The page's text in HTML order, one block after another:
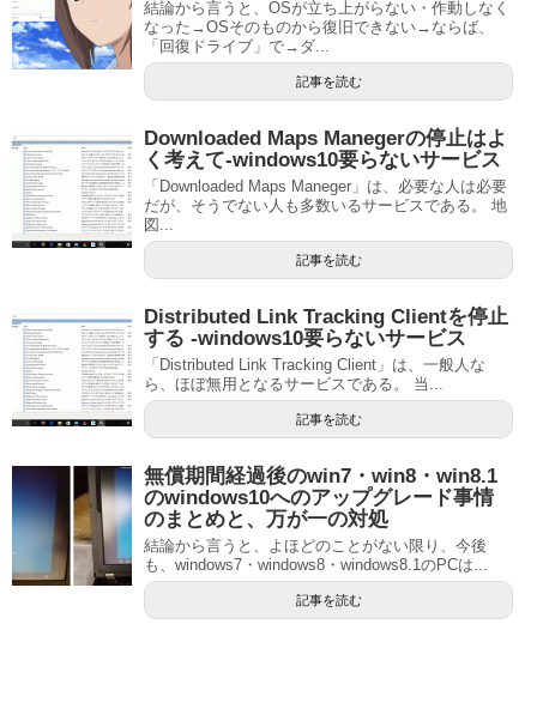
結論から言うと、OSが立ち上がらない・作動しなく
なった→OSそのものから復旧できない→ならば、
「回復ドライブ」で→ダ...
記事を読む
Downloaded Maps Manegerの停止はよ
く考えて‐windows10要らないサービス
「Downloaded Maps Maneger」は、必要な人は必要
だが、そうでない人も多数いるサービスである。 地
図...
記事を読む
Distributed Link Tracking Clientを停止
する ‐windows10要らないサービス
「Distributed Link Tracking Client」は、一般人な
ら、ほぼ無用となるサービスである。 当...
記事を読む
無償期間経過後のwin7・win8・win8.1
のwindows10へのアップグレード事情
のまとめと、万が一の対処
結論から言うと、よほどのことがない限り、今後
も、windows7・windows8・windows8.1のPCは...
記事を読む